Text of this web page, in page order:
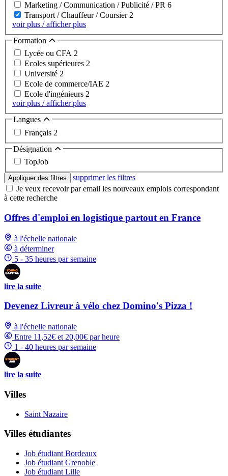
Marketing / Communication / Publicité / PR 6
Transport / Chauffeur / Coursier 2
voir plus / afficher plus
Formation
Lycée ou CFA 2
Ecoles supérieures 2
Université 2
Ecole de commerce/IAE 2
Ecole d'ingénieurs 2
voir plus / afficher plus
Langues
Français 2
Désignation
TopJob
Appliquer des filtres
supprimer les filtres
Je veux recevoir par email les nouveaux emplois correspondant
à cette recherche
Offres d'emploi en logistique partout en France
à l'échelle nationale
à déterminer
5 - 35 heures par semaine
lire la suite
Devenez Livreur à vélo chez Domino's Pizza !
à l'échelle nationale
Entre 11,52€ et 20,00€ par heure
1 - 40 heures par semaine
lire la suite
Villes
Saint Nazaire
Villes étudiantes
Job étudiant Bordeaux
Job étudiant Grenoble
Job étudiant Lille